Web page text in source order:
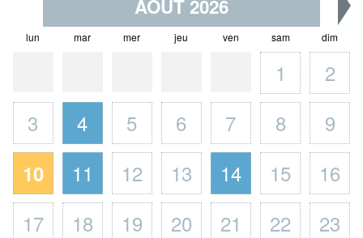
AOÛT 2026
lun mar mer jeu ven sam dim
1
2
3
4 5 6 7 8 9
10 11 12 13 14 15
16
17
18 19 20 21 22
23